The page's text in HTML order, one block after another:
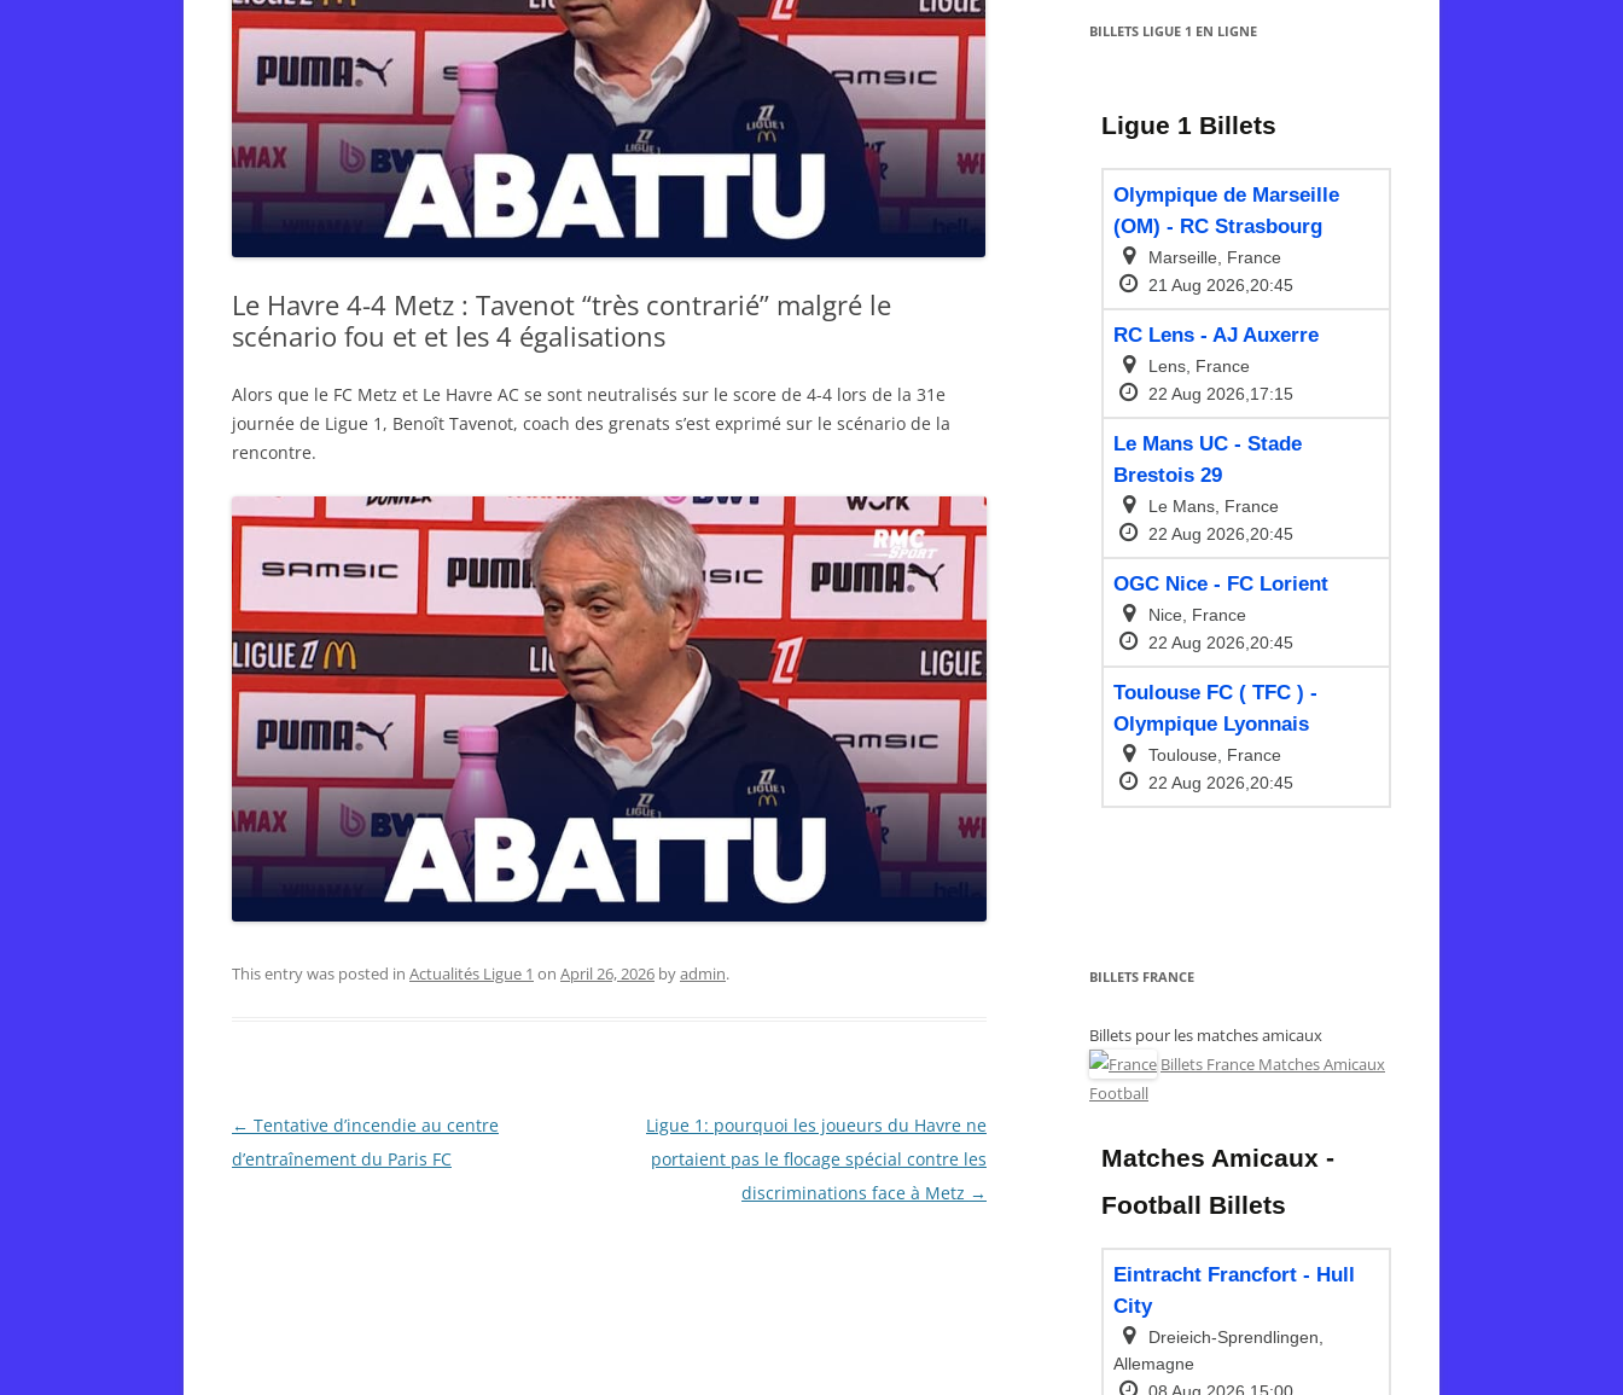
Le Havre 4-4 Metz : Tavenot “très contrarié” malgré le
scénario fou et et les 4 égalisations
Alors que le FC Metz et Le Havre AC se sont neutralisés sur le score de 4-4 lors de la 31e
journée de Ligue 1, Benoît Tavenot, coach des grenats s’est exprimé sur le scénario de la
rencontre.
This entry was posted in Actualités Ligue 1 on April 26, 2026 byadmin.
Post
navigation
← Tentative d’incendie au centre
d’entraînement du Paris FC
Ligue 1: pourquoi les joueurs du Havre ne
portaient pas le flocage spécial contre les
discriminations face à Metz →
BILLETS LIGUE 1 EN LIGNE
BILLETS FRANCE
Billets pour les matches amicaux
Billets France Matches Amicaux
Football